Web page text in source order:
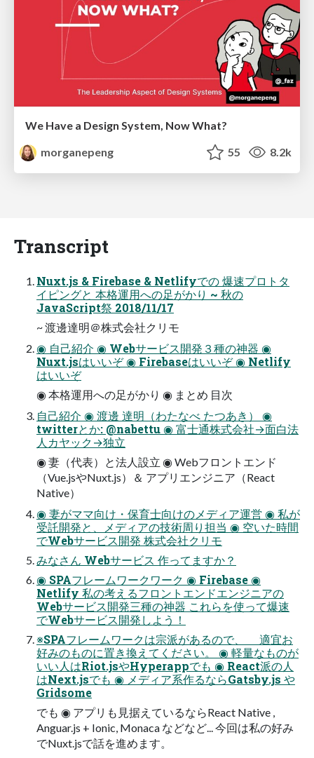
We Have a Design System, Now What?
morganepeng
55 8.2k
Transcript
Nuxt.js & Firebase & Netlifyでの 爆速プロトタ
イピングと 本格運用への足がかり ~ 秋の
JavaScript祭 2018/11/17
~ 渡邊達明＠株式会社クリモ
◉ 自己紹介 ◉ Webサービス開発３種の神器 ◉
Nuxt.jsはいいぞ ◉ Firebaseはいいぞ ◉ Netlify
はいいぞ
◉ 本格運用への足がかり ◉ まとめ 目次
自己紹介 ◉ 渡邊 達明（わたなべ たつあき） ◉
twitterとか: @nabettu ◉ 富士通株式会社→面白法
人カヤック→独立
◉ 妻（代表）と法人設立 ◉ Webフロントエンド
（Vue.jsやNuxt.js）＆ アプリエンジニア（React
Native）
◉ 妻がママ向け・保育士向けのメディア運営 ◉ 私が
受託開発と、メディアの技術周り担当 ◉ 空いた時間
でWebサービス開発 株式会社クリモ
みなさん Webサービス 作ってますか？
◉ SPAフレームワークワーク ◉ Firebase ◉
Netlify 私の考えるフロントエンドエンジニアの
Webサービス開発三種の神器 これらを使って爆速
でWebサービス開発しよう！
※SPAフレームワークは宗派があるので、 適宜お
好みのものに置き換えてください。 ◉ 軽量なものが
いい人はRiot.jsやHyperappでも ◉ React派の人
はNext.jsでも ◉ メディア系作るならGatsby.js や
Gridsome
でも ◉ アプリも見据えているならReact Native ,
Anguar.js + Ionic, Monaca などなど... 今回は私の好み
でNuxt.jsで話を進めます。